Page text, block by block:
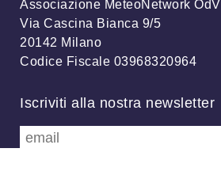
Associazione MeteoNetwork OdV
Via Cascina Bianca 9/5
20142 Milano
Codice Fiscale 03968320964
Iscriviti alla nostra newsletter